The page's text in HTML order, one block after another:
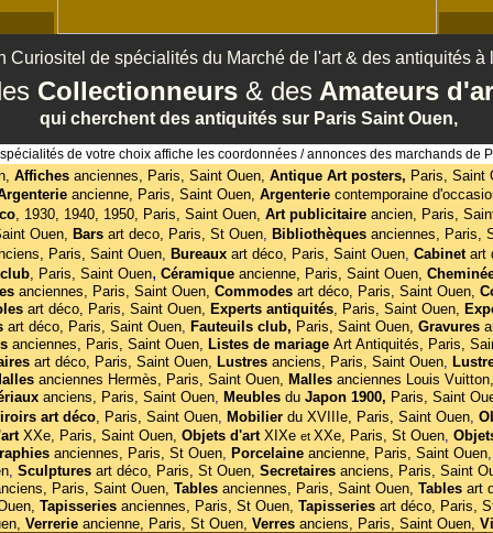
Curiositel de spécialités du Marché de l'art & des antiquités à
Collectionneurs & des Amateurs
qui cherchent des antiquités sur Paris Saint Ouen,
de votre choix affiche les coordonnées / annonces des marchands de
Affiches anciennes, Paris, Saint Ouen, Antique Art posters, Paris, Saint
ancienne, Paris, Saint Ouen, Argenteriecontemporaine
, 1930, 1940, 1950, Paris, Saint Ouen, Art publicitaire ancien, Paris,
Ouen, Bars art deco, Paris, St Ouen, Bibliothèques anciennes, Paris,
Paris, Saint Ouen, Bureaux art déco, Paris, Saint Ouen, Cabinet art
, Paris, Saint Ouen, Céramique ancienne, Paris, Saint Ouen,
anciennes, Paris, Saint Ouen, Commodesart déco, Paris, Saint Ouen,
art déco, Paris, Saint Ouen, Experts antiquités, Paris, Saint Ouen,
art déco, Paris, Saint Ouen, Fauteuils club, Paris, Saint Ouen, Gravures
anciennes, Paris, Saint Ouen, Listes de mariage Art Antiquités, Paris,
art déco, Paris, Saint Ouen, Lustres anciens, Paris, Saint Ouen,
anciennes Hermès, Paris, Saint Ouen, Malles anciennes Louis
anciens, Paris, Saint Ouen, Meubles duJapon 1900, Paris, Saint
art déco, Paris, Saint Ouen, Mobilier du XVIIIe, Paris, Saint Ouen,
XXe, Paris, Saint Ouen, Objets d'art XIXe et XXe, Paris, St Ouen,
anciennes, Paris, St Ouen, Porcelaine ancienne, Paris, Saint Ouen,
, Sculptures art déco, Paris, St Ouen, Secretaires anciens, Paris, Saint
Paris, Saint Ouen, Tables anciennes, Paris, Saint Ouen, Tables art
Tapisseriesanciennes, Paris, St Ouen, Tapisseries art déco, Paris,
Verrerieancienne, Paris, St Ouen, Verres anciens, Paris, Saint Ouen,